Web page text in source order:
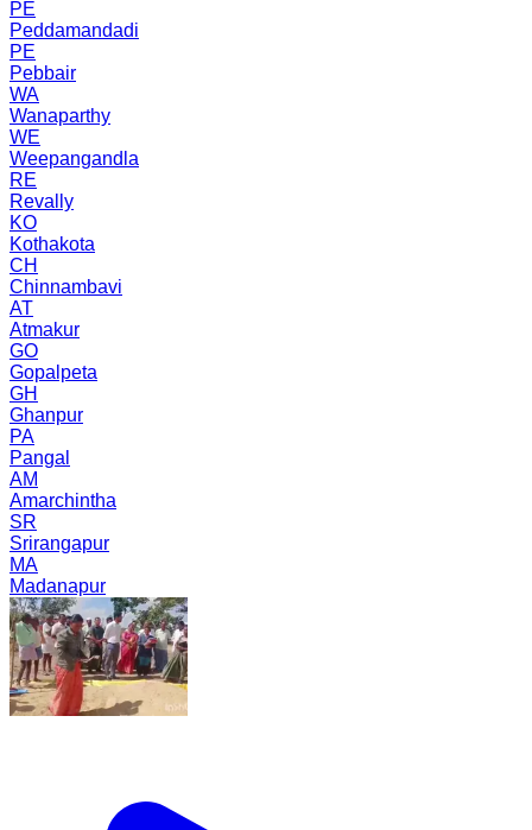
PE
Peddamandadi
PE
Pebbair
WA
Wanaparthy
WE
Weepangandla
RE
Revally
KO
Kothakota
CH
Chinnambavi
AT
Atmakur
GO
Gopalpeta
GH
Ghanpur
PA
Pangal
AM
Amarchintha
SR
Srirangapur
MA
Madanapur